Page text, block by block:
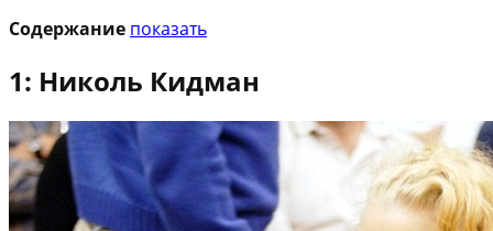
Содержание показать
1: Николь Кидман